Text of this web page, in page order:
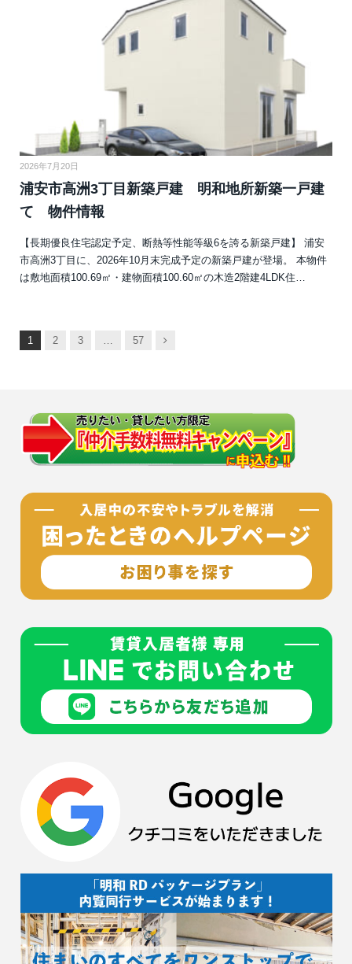
2026年7月20日
浦安市高洲3丁目新築戸建 明和地所新築一戸建
て 物件情報
【長期優良住宅認定予定、断熱等性能等級6を誇る新築戸建】 浦安
市高洲3丁目に、2026年10月末完成予定の新築戸建が登場。 本物件
は敷地面積100.69㎡・建物面積100.60㎡の木造2階建4LDK住…
1 2 3 … 57
次